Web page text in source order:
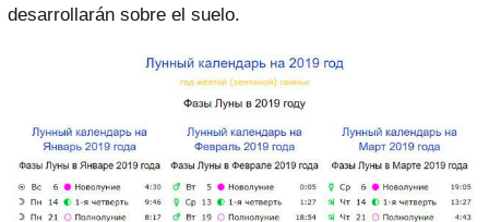
desarrollarán sobre el suelo.